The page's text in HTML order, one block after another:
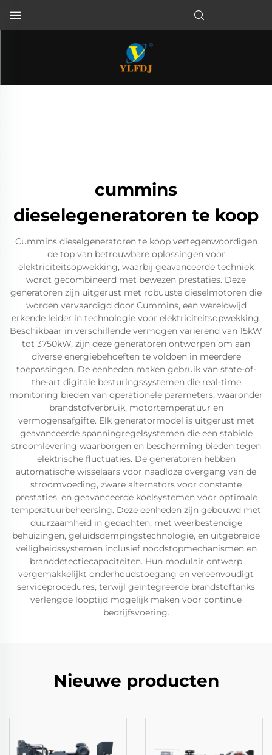
cummins
dieselegeneratoren te koop
Cummins dieselgeneratoren te koop vertegenwoordigen
de top van betrouwbare oplossingen voor
elektriciteitsopwekking, waarbij geavanceerde techniek
wordt gecombineerd met bewezen prestaties. Deze
generatoren zijn uitgerust met robuuste dieselmotoren die
worden vervaardigd door Cummins, een wereldwijd
erkende leider in technologie voor elektriciteitsopwekking.
Beschikbaar in verschillende vermogen variërend van 15kW
tot 3750kW, zijn deze generatoren ontworpen om aan
diverse energiebehoeften te voldoen in meerdere
toepassingen. De eenheden maken gebruik van state-of-
the-art digitale besturingssystemen die real-time
monitoring bieden van operationele parameters, waaronder
brandstofverbruik, motortemperatuur en
vermogensafgifte. Elk generatormodel is uitgerust met
geavanceerde spanningregelsystemen die een stabiele
stroomlevering waarborgen en bescherming bieden tegen
elektrische fluctuaties. De generatoren hebben
automatische wisselaars voor naadloze overgang van de
stroomvoeding, zware alternators voor constante
prestaties, en geavanceerde koelsystemen voor optimale
temperatuurbeheersing. Deze eenheden zijn gebouwd met
duurzaamheid in gedachten, met weerbestendige
behuizingen, geluidsdempingstechnologie, en uitgebreide
veiligheidssystemen inclusief noodstopmechanismen en
branddetectiecapaciteiten. Hun modulair ontwerp
vergemakkelijkt onderhoudstoegang en vereenvoudigt
serviceprocedures, terwijl geïntegreerde brandstoftanks
verlengde looptijd mogelijk maken voor continue
bedrijfsvoering.
Nieuwe producten